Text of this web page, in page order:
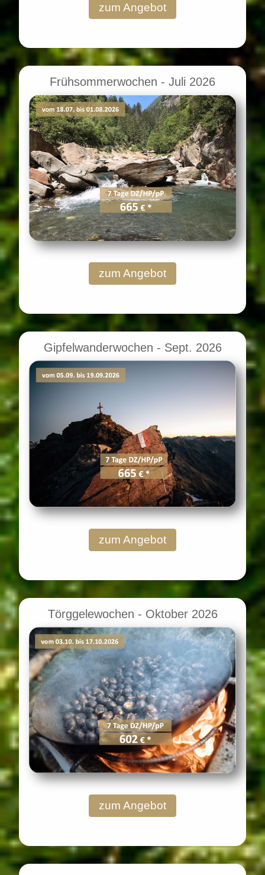
zum Angebot
Frühsommerwochen - Juli 2026
zum Angebot
Gipfelwanderwochen - Sept. 2026
zum Angebot
Törggelewochen - Oktober 2026
zum Angebot